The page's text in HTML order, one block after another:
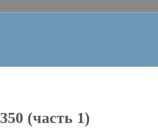
(часть 1)